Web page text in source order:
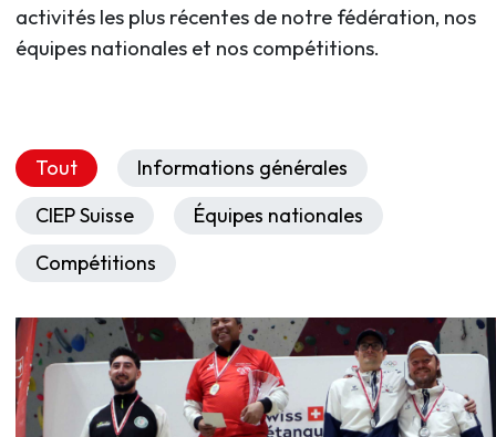
activités les plus récentes de notre fédération, nos
équipes nationales et nos compétitions.
Tout
Informations générales
CIEP Suisse
Équipes nationales
Compétitions